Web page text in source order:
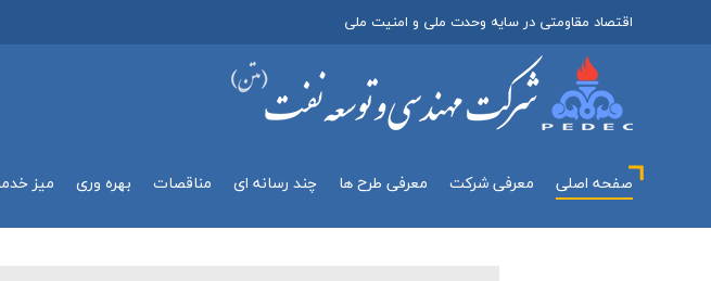
اقتصاد مقاومتی در سایه وحدت ملی و امنیت ملی
صفحه اصلی معرفي شركت معرفی طرح ها چند رسانه اي مناقصات بهره وري میز